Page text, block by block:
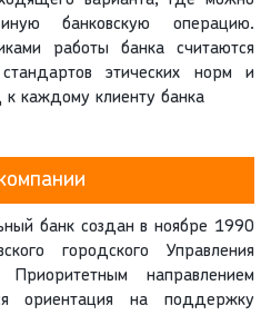
банковскую операцию.
работы банка считаются
этических норм и
каждому клиенту банка
банк создан в ноябре 1990
городского Управления
направлением
ориентация на поддержку